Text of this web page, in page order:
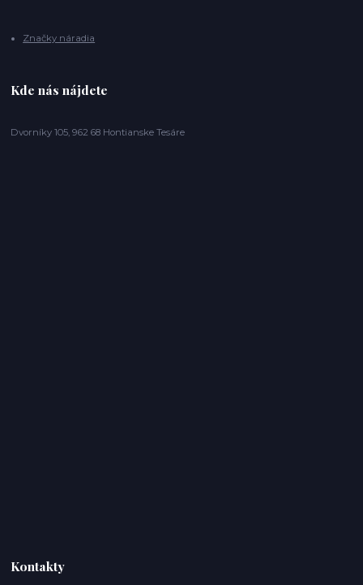
Značky náradia
Kde nás nájdete
Dvorníky 105, 962 68 Hontianske Tesáre
Kontakty